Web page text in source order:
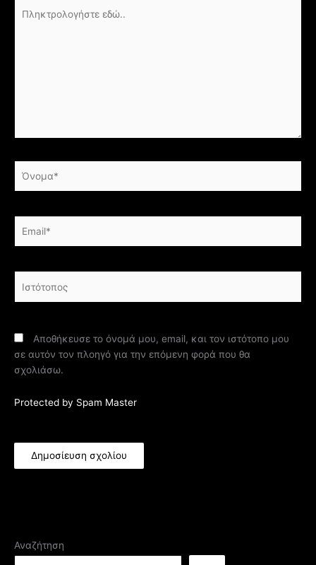
εδώ..
Αποθήκευσε το όνομά μου, email, και τον ιστότοπο μου
σε αυτόν τον πλοηγό για την επόμενη φορά που θα
σχολιάσω.
Protected by Spam Master
Αναζήτηση